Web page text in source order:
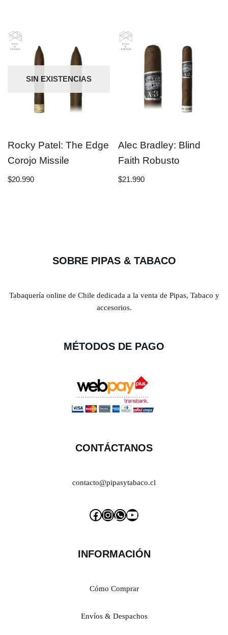
SIN EXISTENCIAS
Rocky Patel: The Edge
Corojo Missile
$20.990
Alec Bradley: Blind
Faith Robusto
$21.990
SOBRE PIPAS & TABACO
Tabaquería online de Chile dedicada a la venta de Pipas, Tabaco y
accesorios.
MÉTODOS DE PAGO
CONTÁCTANOS
contacto@pipasytabaco.cl
INFORMACIÓN
Cómo Comprar
Envíos & Despachos